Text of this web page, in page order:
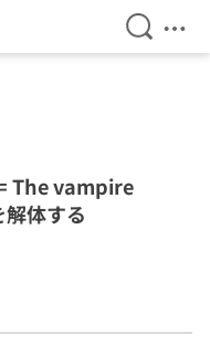
検索を
メ
The vampire
体する